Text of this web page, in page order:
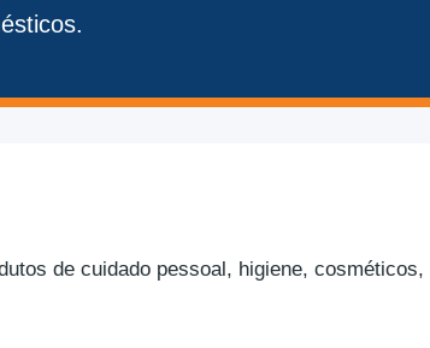
de cuidado pessoal, higiene,